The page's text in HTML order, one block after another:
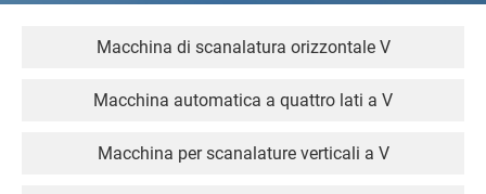
Macchina di scanalatura orizzontale V
Macchina automatica a quattro lati a V
Macchina per scanalature verticali a V